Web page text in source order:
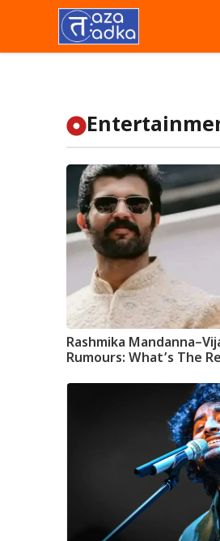
content
Rashmika
Rumours: What’s The